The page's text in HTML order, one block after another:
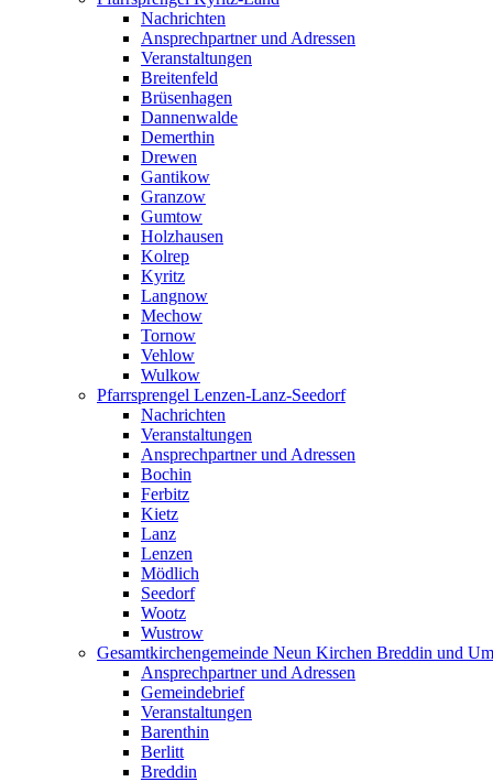
Nachrichten
Ansprechpartner und Adressen
Veranstaltungen
Breitenfeld
Brüsenhagen
Dannenwalde
Demerthin
Drewen
Gantikow
Granzow
Gumtow
Holzhausen
Kolrep
Kyritz
Langnow
Mechow
Tornow
Vehlow
Wulkow
Pfarrsprengel Lenzen-Lanz-Seedorf
Nachrichten
Veranstaltungen
Ansprechpartner und Adressen
Bochin
Ferbitz
Kietz
Lanz
Lenzen
Mödlich
Seedorf
Wootz
Wustrow
Gesamtkirchengemeinde Neun Kirchen Breddin und
Ansprechpartner und Adressen
Gemeindebrief
Veranstaltungen
Barenthin
Berlitt
Breddin